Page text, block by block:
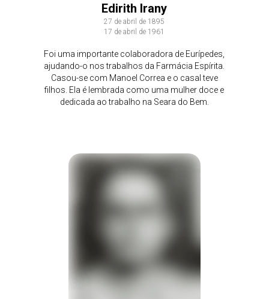
Edirith Irany
27 de abril de 1895
17 de abril de 1961
Foi uma importante colaboradora de Eurípedes,
ajudando-o nos trabalhos da Farmácia Espírita.
Casou-se com Manoel Correa e o casal teve
filhos. Ela é lembrada como uma mulher doce e
dedicada ao trabalho na Seara do Bem.